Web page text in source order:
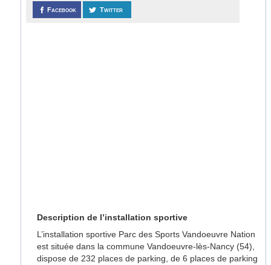
Facebook Twitter
Description de l’installation sportive
L’installation sportive Parc des Sports Vandoeuvre Nation
est située dans la commune Vandoeuvre-lès-Nancy (54),
dispose de 232 places de parking, de 6 places de parking